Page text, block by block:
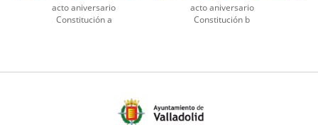
acto aniversario
Constitución a
acto aniversario
Constitución b